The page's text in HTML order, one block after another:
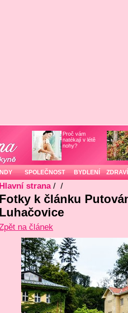
Proč vám
natékají v létě
nohy?
SPOLEČNOST BYDLENÍ ZDRAVÍ
Hlavní strana/ /
Fotky k článku
Luhačovice
na článek